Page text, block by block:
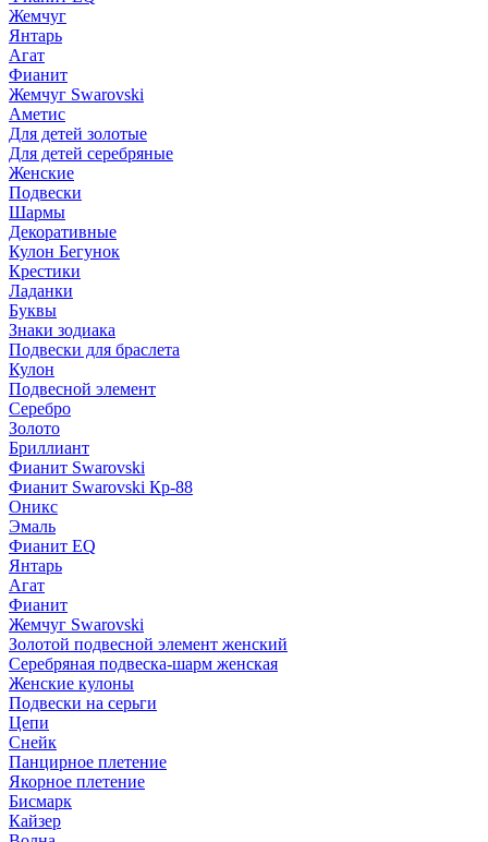
Жемчуг
Янтарь
Агат
Фианит
Жемчуг Swarovski
Аметис
Для детей золотые
Для детей серебряные
Женские
Подвески
Шармы
Декоративные
Кулон Бегунок
Крестики
Ладанки
Буквы
Знаки зодиака
Подвески для браслета
Кулон
Подвесной элемент
Серебро
Золото
Бриллиант
Фианит Swarovski
Фианит Swarovski Кр-88
Оникс
Эмаль
Фианит EQ
Янтарь
Агат
Фианит
Жемчуг Swarovski
Золотой подвесной элемент женcкий
Серебряная подвеска-шарм женская
Женские кулоны
Подвески на серьги
Цепи
Снейк
Панцирное плетение
Якорное плетение
Бисмарк
Кайзер